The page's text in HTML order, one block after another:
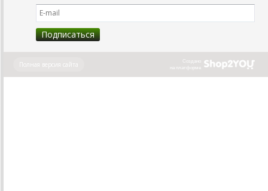
Создано
на платформе
Полная версия сайта